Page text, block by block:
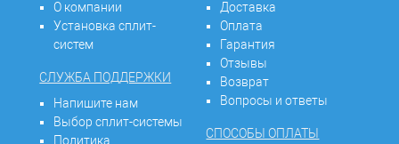
О компании
Установка сплит-
систем
СЛУЖБА ПОДДЕРЖКИ
Напишите нам
Выбор сплит-системы
Политика
Доставка
Оплата
Гарантия
Отзывы
Возврат
Вопросы и ответы
СПОСОБЫ ОПЛАТЫ